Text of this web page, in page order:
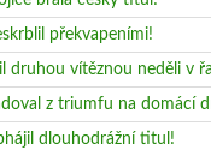
překvapeními!
druhou vítěznou neděli v
z triumfu na domácí
dlouhodrážní titul!